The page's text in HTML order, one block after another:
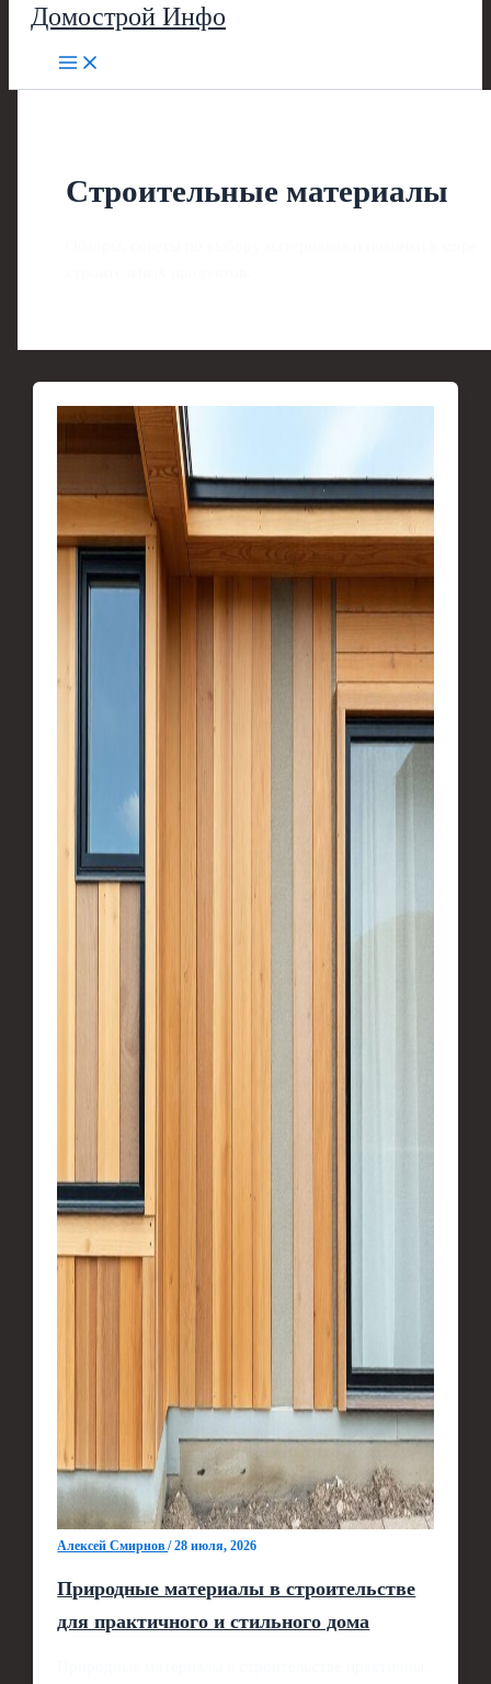
Домострой Инфо
Строительные материалы
Алексей Смирнов/28 июля, 2026
Природные материалы в строительстве
для практичного и стильного дома